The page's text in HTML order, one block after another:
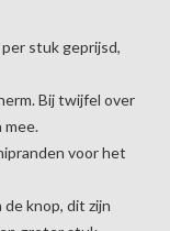
stuk geprijsd,
Bij twijfel over
mee.
voor het
knop, dit zijn